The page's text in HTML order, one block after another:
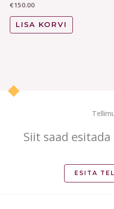
Hinnanguga
/
€150.00
LISA KORVI
Siit saad
ESITA